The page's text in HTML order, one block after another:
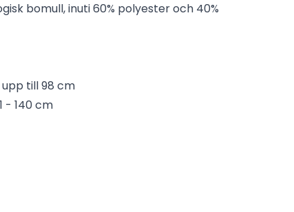
bomull, inuti 60% polyester och 40%
till 98 cm
- 140 cm